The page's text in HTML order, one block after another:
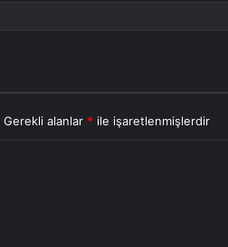
Gerekli alanlar * ile işaretlenmişlerdir